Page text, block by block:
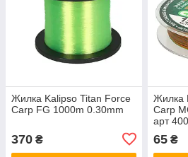
Жилка Kalipso Titan Force
Carp FG 1000m 0.30mm
370 ₴
Жилка
Carp
арт
65₴